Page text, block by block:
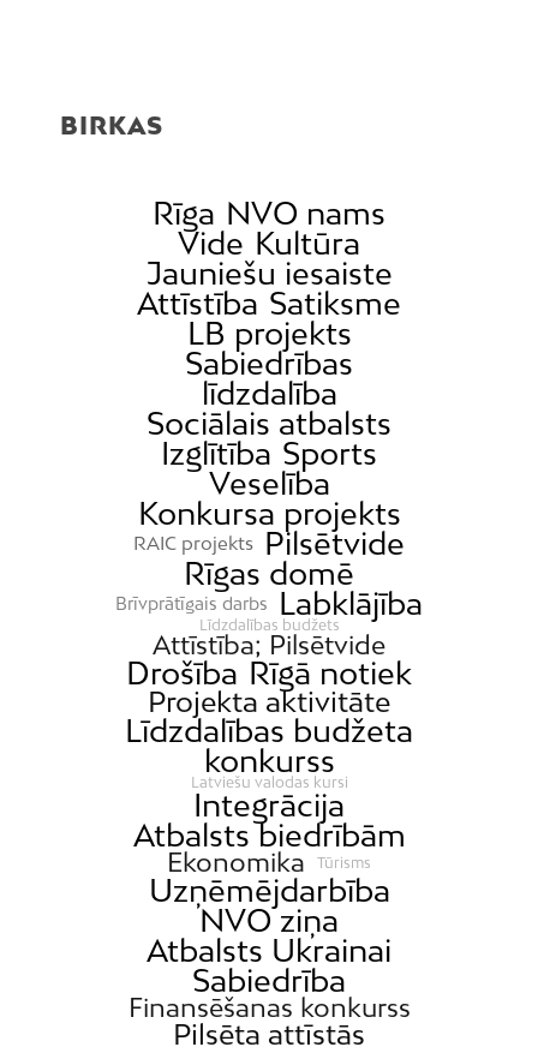
BIRKAS
Rīga NVO nams
Vide Kultūra
Jauniešu iesaiste
Attīstība Satiksme
LB projekts
Sabiedrības
līdzdalība
Sociālais atbalsts
Izglītība Sports
Veselība
Konkursa projekts
RAIC projekts
Pilsētvide
Rīgas domē
Brīvprātīgais darbs Labklājība
Līdzdalības budžets
Attīstība; Pilsētvide
Drošība Rīgā notiek
Projekta aktivitāte
Līdzdalības budžeta
konkurss
Latviešu valodas kursi
Integrācija
Atbalsts biedrībām
Ekonomika Tūrisms
Uzņēmējdarbība
NVO ziņa
Atbalsts Ukrainai
Sabiedrība
Finansēšanas konkurss
Pilsēta attīstās